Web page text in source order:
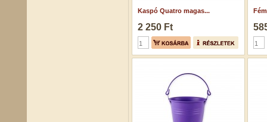
Kaspó Quatro magas...
2 250 Ft